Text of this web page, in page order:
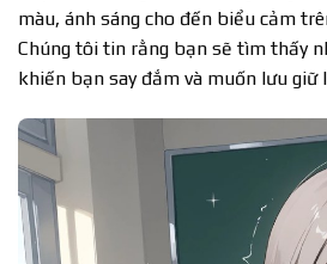
màu, ánh sáng cho đến biểu cảm
Chúng tôi tin rằng bạn sẽ tìm thấy
khiến bạn say đắm và muốn lưu giữ